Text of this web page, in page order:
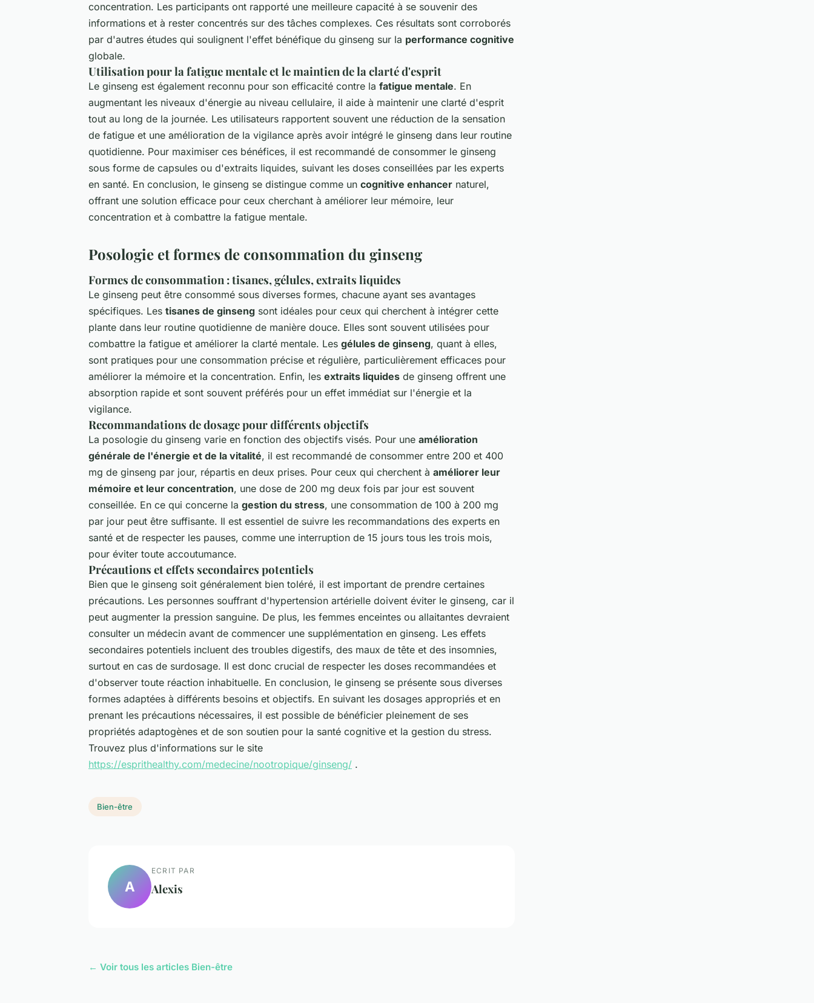
concentration. Les participants ont rapporté une meilleure capacité à se souvenir des
informations et à rester concentrés sur des tâches complexes. Ces résultats sont corroborés
par d'autres études qui soulignent l'effet bénéfique du ginseng sur la performance cognitive
globale.
Utilisation pour la fatigue mentale et le maintien de la clarté d'esprit
Le ginseng est également reconnu pour son efficacité contre la fatigue mentale. En
augmentant les niveaux d'énergie au niveau cellulaire, il aide à maintenir une clarté d'esprit
tout au long de la journée. Les utilisateurs rapportent souvent une réduction de la sensation
de fatigue et une amélioration de la vigilance après avoir intégré le ginseng dans leur routine
quotidienne. Pour maximiser ces bénéfices, il est recommandé de consommer le ginseng
sous forme de capsules ou d'extraits liquides, suivant les doses conseillées par les experts
en santé. En conclusion, le ginseng se distingue comme un cognitive enhancer naturel,
offrant une solution efficace pour ceux cherchant à améliorer leur mémoire, leur
concentration et à combattre la fatigue mentale.
Posologie et formes de consommation du ginseng
Formes de consommation : tisanes, gélules, extraits liquides
Le ginseng peut être consommé sous diverses formes, chacune ayant ses avantages
spécifiques. Les tisanes de ginseng sont idéales pour ceux qui cherchent à intégrer cette
plante dans leur routine quotidienne de manière douce. Elles sont souvent utilisées pour
combattre la fatigue et améliorer la clarté mentale. Les gélules de ginseng, quant à elles,
sont pratiques pour une consommation précise et régulière, particulièrement efficaces pour
améliorer la mémoire et la concentration. Enfin, les extraits liquides de ginseng offrent une
absorption rapide et sont souvent préférés pour un effet immédiat sur l'énergie et la
vigilance.
Recommandations de dosage pour différents objectifs
La posologie du ginseng varie en fonction des objectifs visés. Pour une amélioration
générale de l'énergie et de la vitalité, il est recommandé de consommer entre 200 et 400
mg de ginseng par jour, répartis en deux prises. Pour ceux qui cherchent à améliorer leur
mémoire et leur concentration, une dose de 200 mg deux fois par jour est souvent
conseillée. En ce qui concerne la gestion du stress, une consommation de 100 à 200 mg
par jour peut être suffisante. Il est essentiel de suivre les recommandations des experts en
santé et de respecter les pauses, comme une interruption de 15 jours tous les trois mois,
pour éviter toute accoutumance.
Précautions et effets secondaires potentiels
Bien que le ginseng soit généralement bien toléré, il est important de prendre certaines
précautions. Les personnes souffrant d'hypertension artérielle doivent éviter le ginseng, car il
peut augmenter la pression sanguine. De plus, les femmes enceintes ou allaitantes devraient
consulter un médecin avant de commencer une supplémentation en ginseng. Les effets
secondaires potentiels incluent des troubles digestifs, des maux de tête et des insomnies,
surtout en cas de surdosage. Il est donc crucial de respecter les doses recommandées et
d'observer toute réaction inhabituelle. En conclusion, le ginseng se présente sous diverses
formes adaptées à différents besoins et objectifs. En suivant les dosages appropriés et en
prenant les précautions nécessaires, il est possible de bénéficier pleinement de ses
propriétés adaptogènes et de son soutien pour la santé cognitive et la gestion du stress.
Trouvez plus d'informations sur le site
https://esprithealthy.com/medecine/nootropique/ginseng/ .
Bien-être
A
ECRIT PAR
Alexis
← Voir tous les articles Bien-être